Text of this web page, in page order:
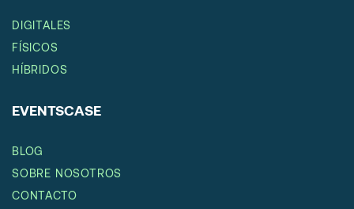
DIGITALES
FÍSICOS
HÍBRIDOS
EVENTSCASE
BLOG
SOBRE NOSOTROS
CONTACTO